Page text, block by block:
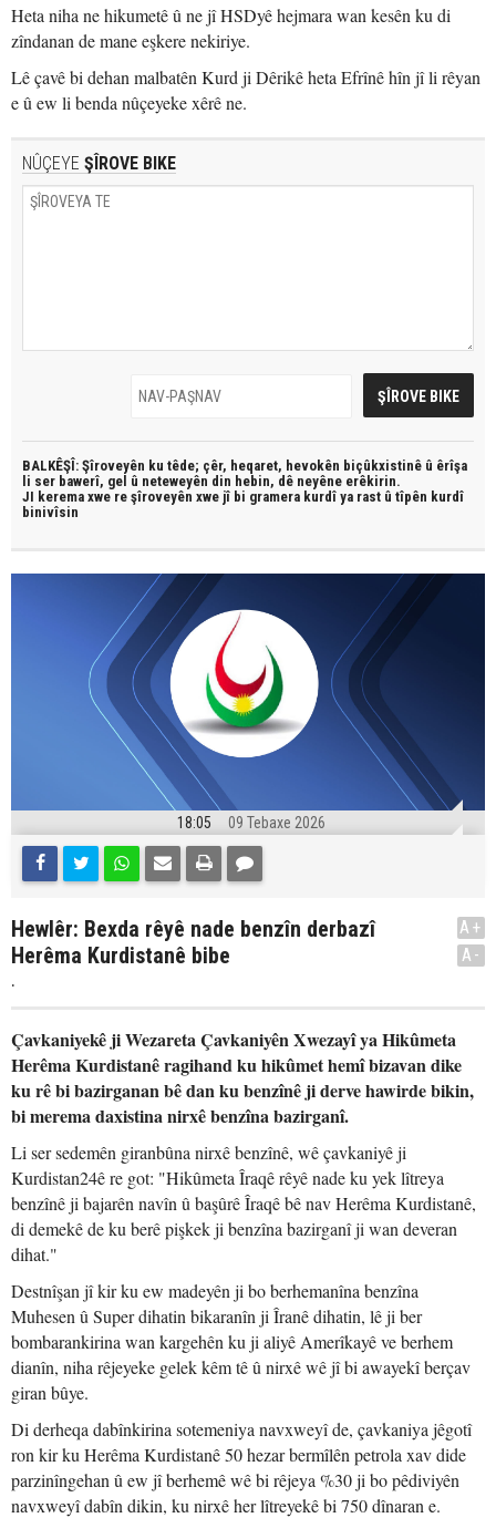
Heta niha ne hikumetê û ne jî HSDyê hejmara wan kesên ku di
zîndanan de mane eşkere nekiriye.
Lê çavê bi dehan malbatên Kurd ji Dêrikê heta Efrînê hîn jî li rêyan
e û ew li benda nûçeyeke xêrê ne.
NÛÇEYE ŞÎROVE BIKE
BALKÊŞÎ: Şîroveyên ku têde; çêr, heqaret, hevokên biçûkxistinê û êrîşa
li ser bawerî, gel û neteweyên din hebin, dê neyêne erêkirin.
JI kerema xwe re şîroveyên xwe jî bi gramera kurdî ya rast û tîpên kurdî
binivîsin
18:05 09 Tebaxe 2026
Hewlêr: Bexda rêyê nade benzîn derbazî
Herêma Kurdistanê bibe
.
A+
A-
Çavkaniyekê ji Wezareta Çavkaniyên Xwezayî ya Hikûmeta
Herêma Kurdistanê ragihand ku hikûmet hemî bizavan dike
ku rê bi bazirganan bê dan ku benzînê ji derve hawirde bikin,
bi merema daxistina nirxê benzîna bazirganî.
Li ser sedemên giranbûna nirxê benzînê, wê çavkaniyê ji
Kurdistan24ê re got: "Hikûmeta Îraqê rêyê nade ku yek lîtreya
benzînê ji bajarên navîn û başûrê Îraqê bê nav Herêma Kurdistanê,
di demekê de ku berê pişkek ji benzîna bazirganî ji wan deveran
dihat."
Destnîşan jî kir ku ew madeyên ji bo berhemanîna benzîna
Muhesen û Super dihatin bikaranîn ji Îranê dihatin, lê ji ber
bombarankirina wan kargehên ku ji aliyê Amerîkayê ve berhem
dianîn, niha rêjeyeke gelek kêm tê û nirxê wê jî bi awayekî berçav
giran bûye.
Di derheqa dabînkirina sotemeniya navxweyî de, çavkaniya jêgotî
ron kir ku Herêma Kurdistanê 50 hezar bermîlên petrola xav dide
parzinîngehan û ew jî berhemê wê bi rêjeya %30 ji bo pêdiviyên
navxweyî dabîn dikin, ku nirxê her lîtreyekê bi 750 dînaran e.